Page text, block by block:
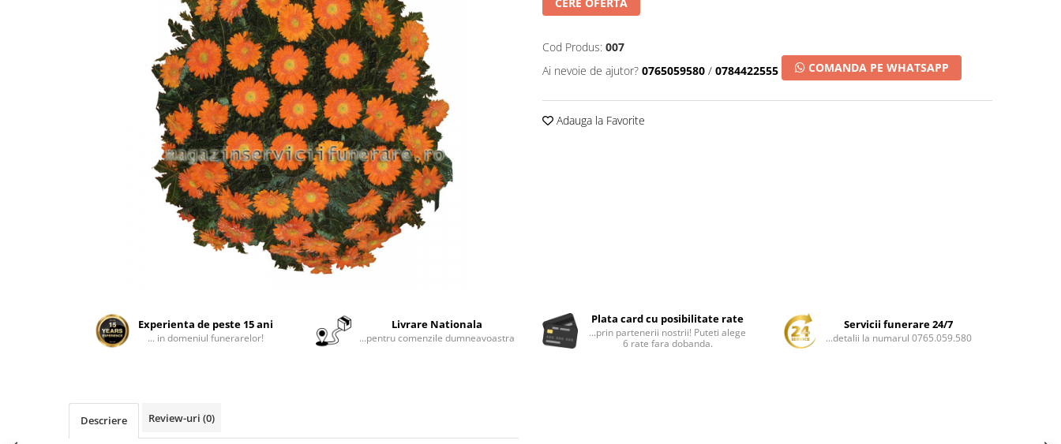
Placute ABS personalizate
Placi memoriale din ABS/Aluminiu
Ingeri din bronz
Litere din bronz
Cod Produs: 007
Ai nevoie de ajutor? 0765059580 / 0784422555 COMANDA PE WHATSAPP
Adauga la Favorite
Experienta de peste 15 ani
... in domeniul funerarelor!
Livrare Nationala
...pentru comenzile dumneavoastra
Plata card cu posibilitate rate
...prin partenerii nostrii! Puteti alege
6 rate fara dobanda.
Servicii funerare 24/7
...detalii la numarul 0765.059.580
Descriere Review-uri (0)